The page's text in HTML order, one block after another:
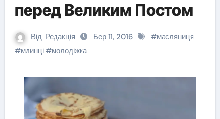
перед Великим Постом
Від Редакція Бер 11, 2016 #масляниця
#млинці#молодіжка